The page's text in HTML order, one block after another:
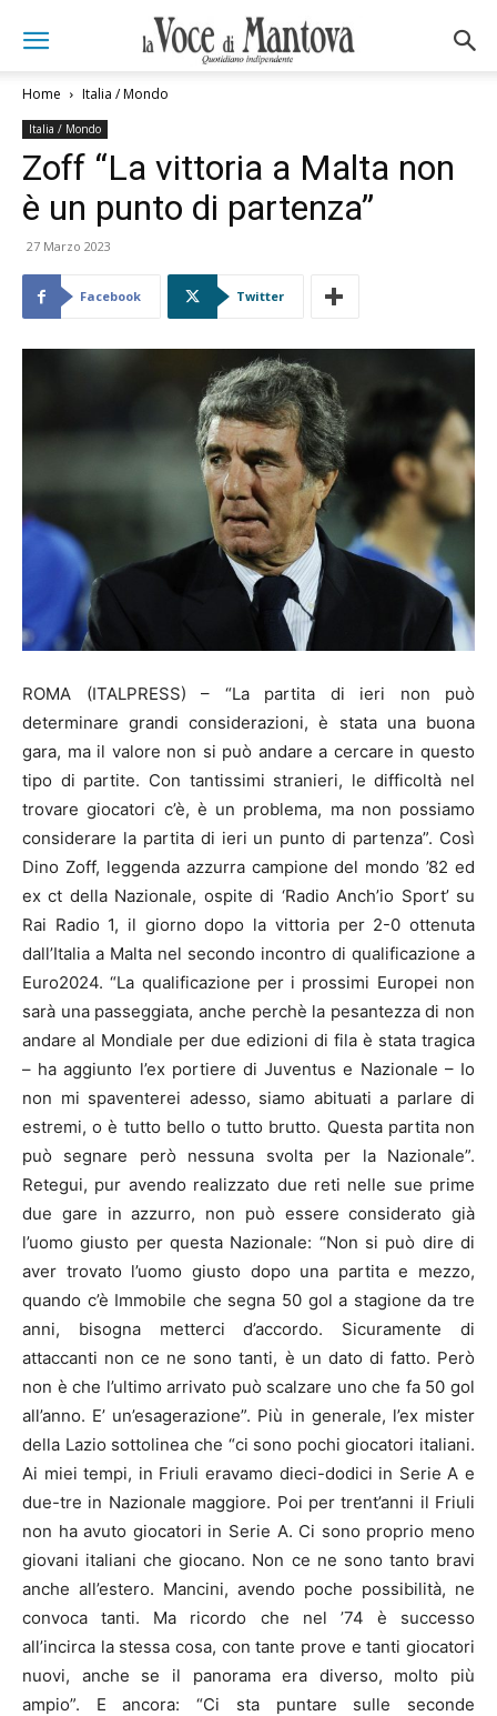
Home Italia / Mondo
Italia / Mondo
Zoff “La vittoria a Malta non
è un punto di partenza”
27 Marzo 2023
Facebook Twitter
ROMA (ITALPRESS) – “La partita di ieri non può
determinare grandi considerazioni, è stata una buona
gara, ma il valore non si può andare a cercare in questo
tipo di partite. Con tantissimi stranieri, le difficoltà nel
trovare giocatori c’è, è un problema, ma non possiamo
considerare la partita di ieri un punto di partenza”. Così
Dino Zoff, leggenda azzurra campione del mondo ’82 ed
ex ct della Nazionale, ospite di ‘Radio Anch’io Sport’ su
Rai Radio 1, il giorno dopo la vittoria per 2-0 ottenuta
dall’Italia a Malta nel secondo incontro di qualificazione a
Euro2024. “La qualificazione per i prossimi Europei non
sarà una passeggiata, anche perchè la pesantezza di non
andare al Mondiale per due edizioni di fila è stata tragica
– ha aggiunto l’ex portiere di Juventus e Nazionale – Io
non mi spaventerei adesso, siamo abituati a parlare di
estremi, o è tutto bello o tutto brutto. Questa partita non
può segnare però nessuna svolta per la Nazionale”.
Retegui, pur avendo realizzato due reti nelle sue prime
due gare in azzurro, non può essere considerato già
l’uomo giusto per questa Nazionale: “Non si può dire di
aver trovato l’uomo giusto dopo una partita e mezzo,
quando c’è Immobile che segna 50 gol a stagione da tre
anni, bisogna metterci d’accordo. Sicuramente di
attaccanti non ce ne sono tanti, è un dato di fatto. Però
non è che l’ultimo arrivato può scalzare uno che fa 50 gol
all’anno. E’ un’esagerazione”. Più in generale, l’ex mister
della Lazio sottolinea che “ci sono pochi giocatori italiani.
Ai miei tempi, in Friuli eravamo dieci-dodici in Serie A e
due-tre in Nazionale maggiore. Poi per trent’anni il Friuli
non ha avuto giocatori in Serie A. Ci sono proprio meno
giovani italiani che giocano. Non ce ne sono tanto bravi
anche all’estero. Mancini, avendo poche possibilità, ne
convoca tanti. Ma ricordo che nel ’74 è successo
all’incirca la stessa cosa, con tante prove e tanti giocatori
nuovi, anche se il panorama era diverso, molto più
ampio”. E ancora: “Ci sta puntare sulle seconde